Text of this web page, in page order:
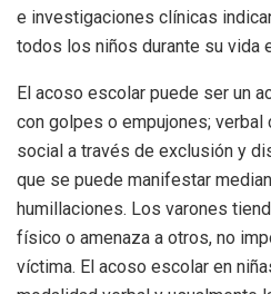
e investigaciones clínicas
todos los niños durante su vida
El acoso escolar puede ser un
con golpes o empujones;
social a través de exclusión y
que se puede manifestar
humillaciones. Los varones
físico o amenaza a otros, no
víctima. El acoso escolar en